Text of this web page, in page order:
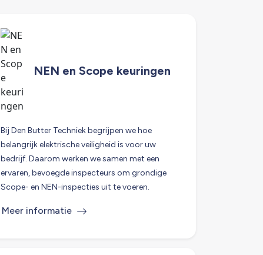
NEN en Scope keuringen
Bij Den Butter Techniek begrijpen we hoe
belangrijk elektrische veiligheid is voor uw
bedrijf. Daarom werken we samen met een
ervaren, bevoegde inspecteurs om grondige
Scope- en NEN-inspecties uit te voeren.
Meer informatie